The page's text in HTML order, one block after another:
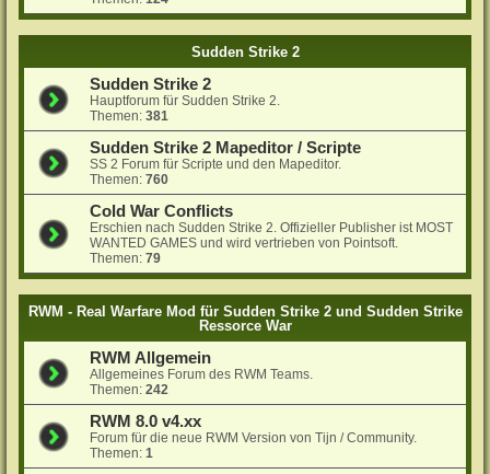
Sudden Strike 2
Sudden Strike 2
Hauptforum für Sudden Strike 2.
Themen:381
Sudden Strike 2 Mapeditor / Scripte
SS 2 Forum für Scripte und den Mapeditor.
Themen:760
Cold War Conflicts
Erschien nach Sudden Strike 2. Offizieller Publisher ist MOST
WANTED GAMES und wird vertrieben von Pointsoft.
Themen:79
RWM - Real Warfare Mod für Sudden Strike 2 und Sudden Strike
Ressorce War
RWM Allgemein
Allgemeines Forum des RWM Teams.
Themen:242
RWM 8.0 v4.xx
Forum für die neue RWM Version von Tijn / Community.
Themen:1